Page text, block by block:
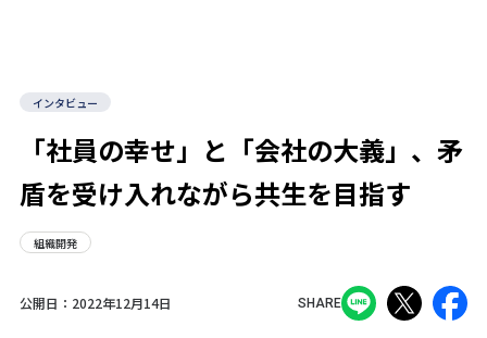
インタビュー
「社員の幸せ」と「会社の大義」、矛
盾を受け入れながら共生を目指す
組織開発
公開日： 2022年12月14日 SHARE